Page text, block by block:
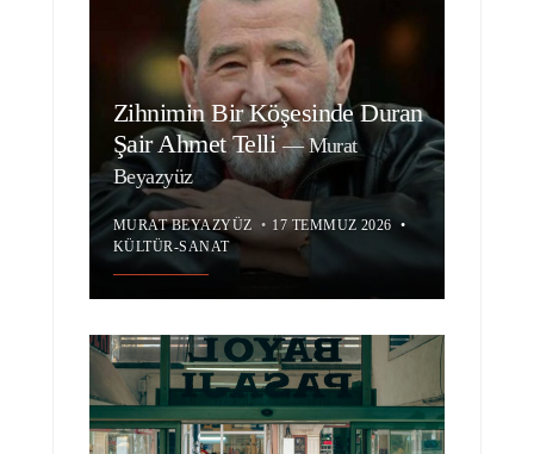
Zihnimin Bir Köşesinde Duran
Şair Ahmet Telli—Murat
Beyazyüz
MURAT BEYAZYÜZ • 17 TEMMUZ 2026 •
KÜLTÜR-SANAT